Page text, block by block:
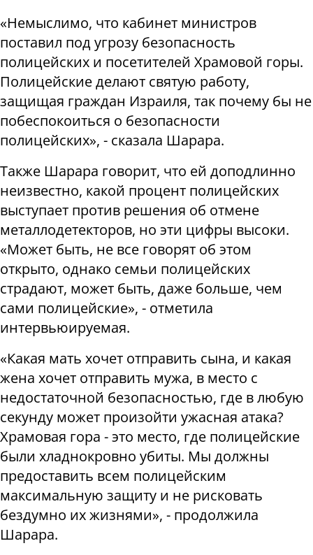
«Немыслимо, что кабинет министров
поставил под угрозу безопасность
полицейских и посетителей Храмовой горы.
Полицейские делают святую работу,
защищая граждан Израиля, так почему бы не
побеспокоиться о безопасности
полицейских», - сказала Шарара.
Также Шарара говорит, что ей доподлинно
неизвестно, какой процент полицейских
выступает против решения об отмене
металлодетекторов, но эти цифры высоки.
«Может быть, не все говорят об этом
открыто, однако семьи полицейских
страдают, может быть, даже больше, чем
сами полицейские», - отметила
интервьюируемая.
«Какая мать хочет отправить сына, и какая
жена хочет отправить мужа, в место с
недостаточной безопасностью, где в любую
секунду может произойти ужасная атака?
Храмовая гора - это место, где полицейские
были хладнокровно убиты. Мы должны
предоставить всем полицейским
максимальную защиту и не рисковать
бездумно их жизнями», - продолжила
Шарара.